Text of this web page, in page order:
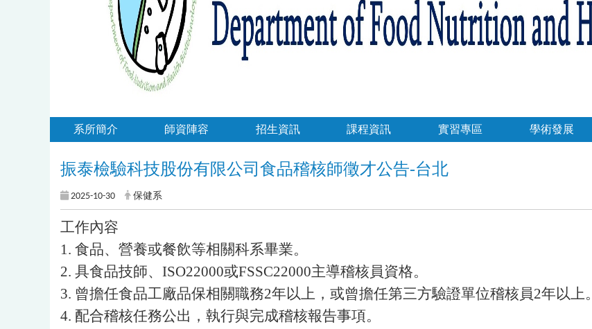
系所簡介 師資陣容 招生資訊 課程資訊 實習專區 學術發展
振泰檢驗科技股份有限公司食品稽核師徵才公告-台北
2025-10-30 保健系
工作內容
1. 食品、營養或餐飲等相關科系畢業。
2. 具食品技師、ISO22000或FSSC22000主導稽核員資格。
3. 曾擔任食品工廠品保相關職務2年以上，或曾擔任第三方驗證單位稽核員2年以上。
4. 配合稽核任務公出，執行與完成稽核報告事項。